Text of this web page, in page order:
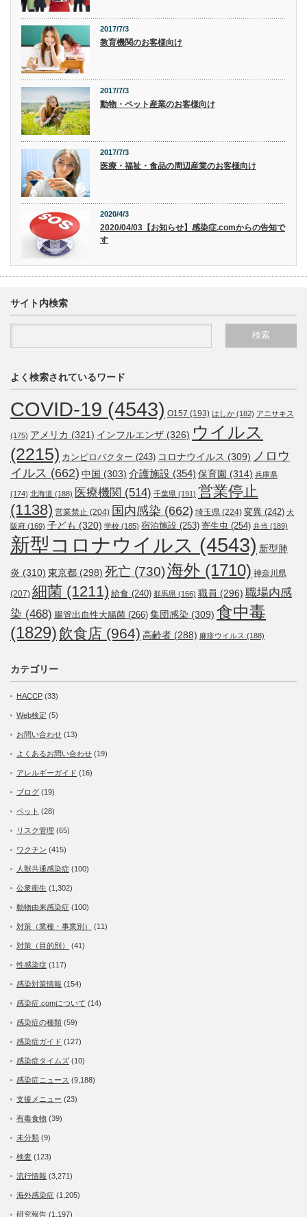
2017/7/3
教育機関のお客様向け
2017/7/3
動物・ペット産業のお客様向け
2017/7/3
医療・福祉・食品の周辺産業のお客様向け
2020/4/3
2020/04/03【お知らせ】感染症.comからの告知で
す
サイト内検索
よく検索されているワード
COVID-19 (4543) O157 (193) はしか (182) アニサキス
(175) アメリカ (321) インフルエンザ (326) ウイルス
(2215) カンピロバクター (243) コロナウイルス (309) ノロウ
イルス (662) 中国 (303) 介護施設 (354) 保育園 (314) 兵庫県
(174) 北海道 (188) 医療機関 (514) 千葉県 (191) 営業停止
(1138) 営業禁止 (204) 国内感染 (662) 埼玉県 (224) 変異 (242) 大
阪府 (169) 子ども (320) 学校 (185) 宿泊施設 (253) 寄生虫 (254) 弁当 (189)
新型コロナウイルス (4543) 新型肺
炎 (310) 東京都 (298) 死亡 (730)海外 (1710) 神奈川県
(207) 細菌 (1211) 給食 (240) 群馬県 (166) 職員 (296) 職場内感
染 (468) 腸管出血性大腸菌 (266) 集団感染 (309) 食中毒
(1829)飲食店 (964) 高齢者 (288) 麻疹ウイルス (188)
カテゴリー
HACCP (33)
Web検定 (5)
お問い合わせ (13)
よくあるお問い合わせ (19)
アレルギーガイド (16)
ブログ (19)
ペット (28)
リスク管理 (65)
ワクチン (415)
人獣共通感染症 (100)
公衆衛生 (1,302)
動物由来感染症 (100)
対策（業種・事業別） (11)
対策（目的別） (41)
性感染症 (117)
感染対策情報 (154)
感染症.comについて (14)
感染症の種類 (59)
感染症ガイド (127)
感染症タイムズ (10)
感染症ニュース (9,188)
支援メニュー (23)
有毒食物 (39)
未分類 (9)
検査 (123)
流行情報 (3,271)
海外感染症 (1,205)
研究報告 (1,197)